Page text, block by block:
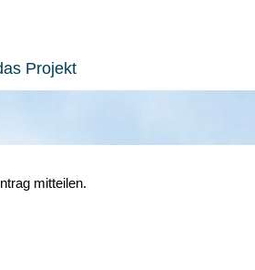
Projekt
mitteilen.